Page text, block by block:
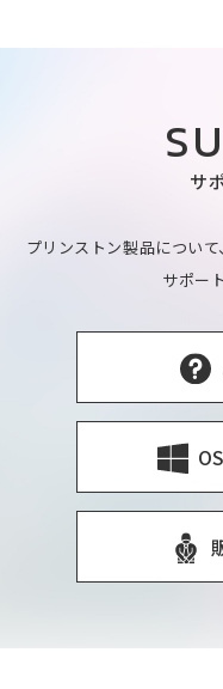
サ
プリンストン製品につい
サポー